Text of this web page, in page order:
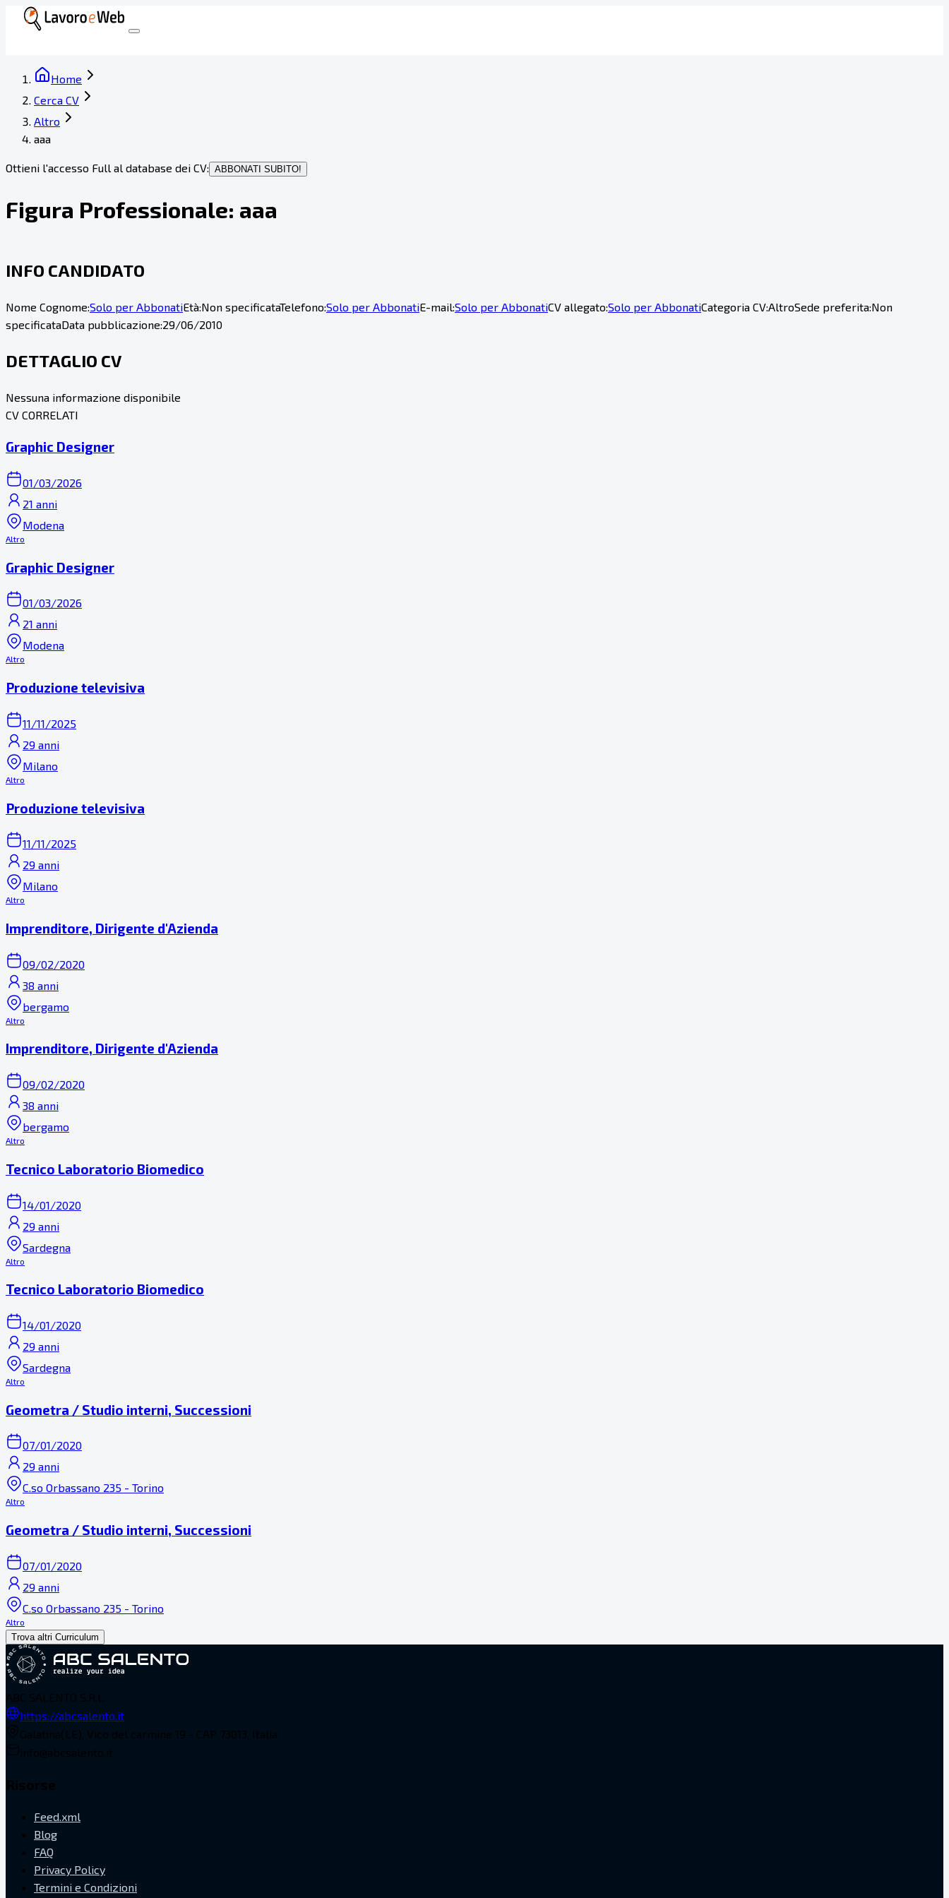
Home
Cerca CV
Altro
aaa
Ottieni l'accesso Full al database dei CV: ABBONATI SUBITO!
Figura Professionale: aaa
INFO CANDIDATO
Nome Cognome:Solo per AbbonatiEtà:Non specificataTelefono:Solo per AbbonatiE-mail:Solo per AbbonatiCV allegato:Solo per AbbonatiCategoria CV:AltroSede preferita:Non
specificataData pubblicazione:29/06/2010
DETTAGLIO CV
Nessuna informazione disponibile
CV CORRELATI
Graphic Designer
01/03/2026
21 anni
Modena
Altro
Graphic Designer
01/03/2026
21 anni
Modena
Altro
Produzione televisiva
11/11/2025
29 anni
Milano
Altro
Produzione televisiva
11/11/2025
29 anni
Milano
Altro
Imprenditore, Dirigente d'Azienda
09/02/2020
38 anni
bergamo
Altro
Imprenditore, Dirigente d'Azienda
09/02/2020
38 anni
bergamo
Altro
Tecnico Laboratorio Biomedico
14/01/2020
29 anni
Sardegna
Altro
Tecnico Laboratorio Biomedico
14/01/2020
29 anni
Sardegna
Altro
Geometra / Studio interni, Successioni
07/01/2020
29 anni
C.so Orbassano 235 - Torino
Altro
Geometra / Studio interni, Successioni
07/01/2020
29 anni
C.so Orbassano 235 - Torino
Altro
Trova altri Curriculum
https://abcsalento.it
Feed.xml
Blog
FAQ
Privacy Policy
Termini e Condizioni